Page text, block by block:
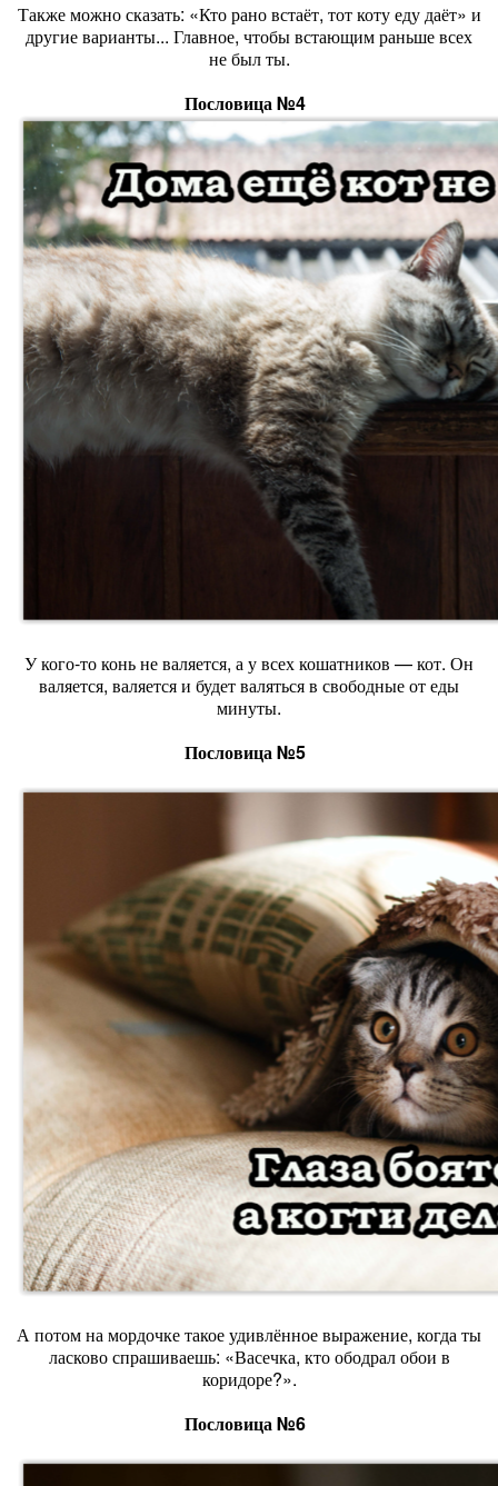
Также можно сказать: «Кто рано встаёт, тот коту еду даёт» и
другие варианты... Главное, чтобы встающим раньше всех
не был ты.
Пословица №4
У кого-то конь не валяется, а у всех кошатников — кот. Он
валяется, валяется и будет валяться в свободные от еды
минуты.
Пословица №5
А потом на мордочке такое удивлённое выражение, когда ты
ласково спрашиваешь: «Васечка, кто ободрал обои в
коридоре?».
Пословица №6